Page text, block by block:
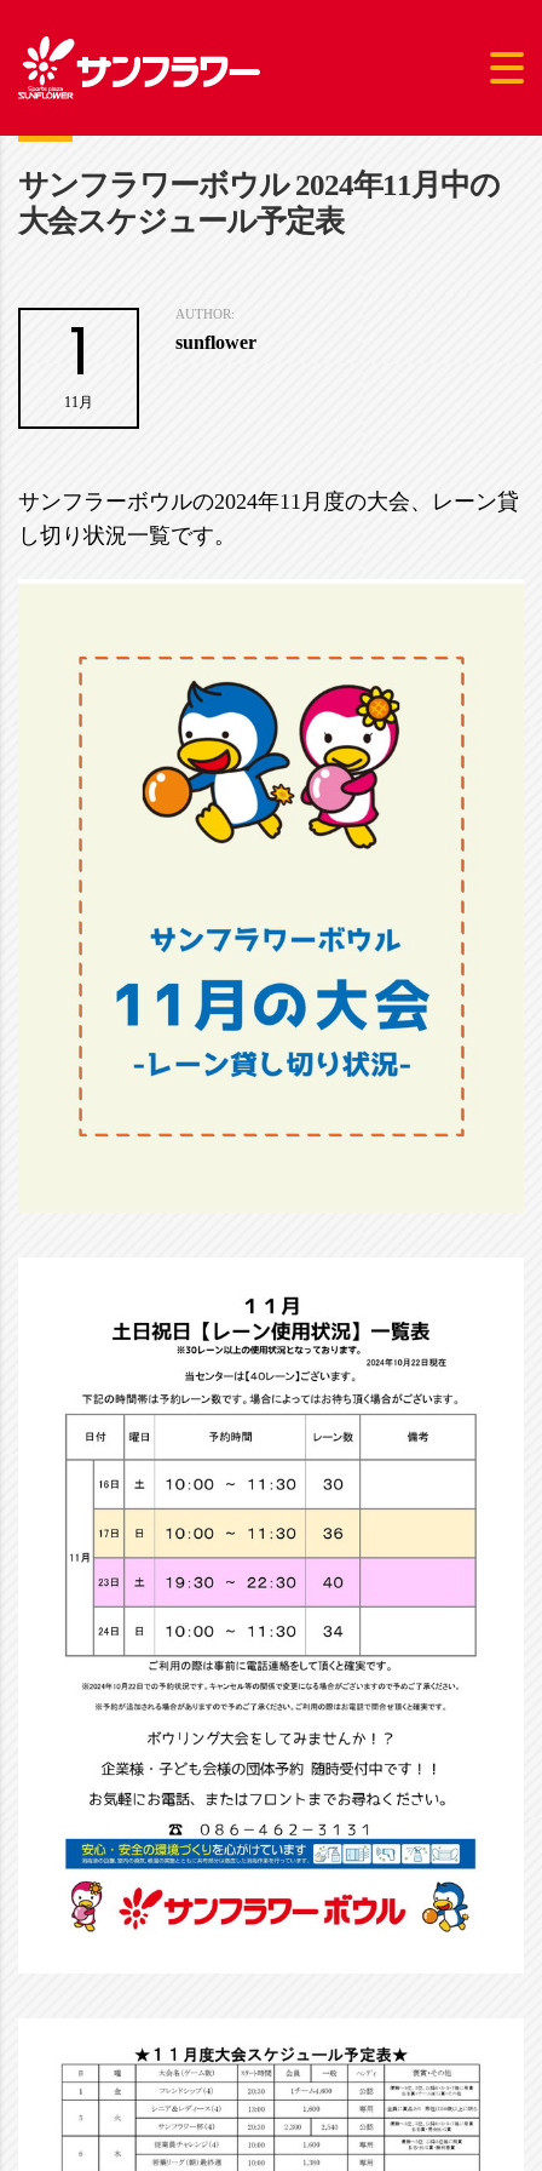
サンフラワーボウル 2024年11月中の
大会スケジュール予定表
1
11月
AUTHOR:
sunflower
サンフラーボウルの2024年11月度の大会、レーン貸
し切り状況一覧です。